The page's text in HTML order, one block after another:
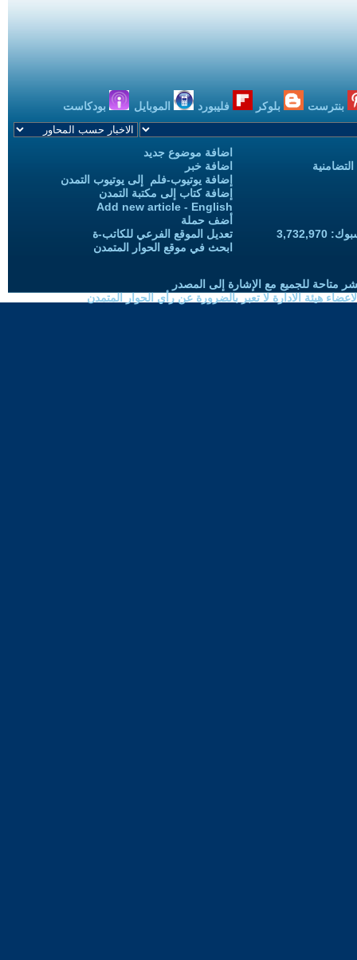
بنترست بلوكر فليبورد الموبايل بودكاست
اضافة موضوع جديد
اضافة خبر
إضافة يوتيوب-فلم إلى يوتيوب التمدن
إضافة كتاب إلى مكتبة التمدن
Add new article - English
أضف حملة
تعديل الموقع الفرعي للكاتب-ة
ابحث في موقع الحوار المتمدن
متاحة للجميع مع الإشارة إلى المصدر
هيئة الادارة لا تعبر بالضرورة عن رأي الحوار المتمدن